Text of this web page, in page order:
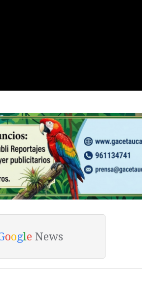
oogleNews